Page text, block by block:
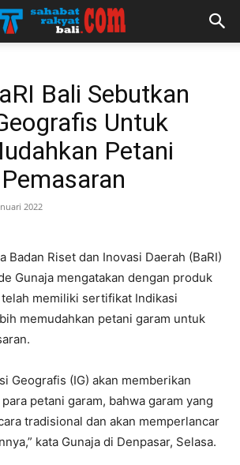
Bali Sebutkan
Untuk
Petani
2022
Badan Riset dan Inovasi Daerah (BaRI)
Gunaja mengatakan dengan produk
memiliki sertifikat Indikasi
memudahkan petani garam untuk
Geografis (IG) akan memberikan
petani garam, bahwa garam yang
tradisional dan akan memperlancar
kata Gunaja di Denpasar, Selasa.